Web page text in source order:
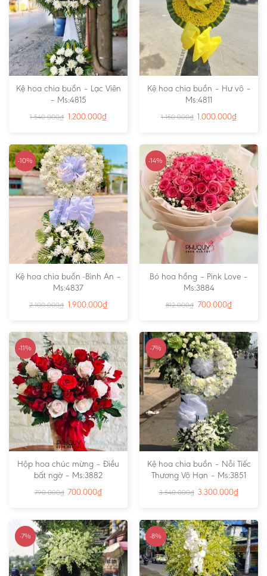
Kệ hoa chia buồn – Lạc Viên
– Ms:4815
1.540.000₫ 1.200.000₫
Kệ hoa chia buồn – Hư vô –
Ms:4811
1.150.000₫ 1.000.000₫
-10%
Kệ hoa chia buồn -Bình An –
Ms:4837
2.100.000₫ 1.900.000₫
-14%
Bó hoa hồng – Pink Love –
Ms:3884
812.000₫ 700.000₫
-11%
Hộp hoa chúc mừng – Điều
bất ngờ – Ms:3882
790.000₫ 700.000₫
-7%
Kệ hoa chia buồn – Nỗi Tiếc
Thương Vô Hạn – Ms:3851
3.540.000₫ 3.300.000₫
-7% -8%